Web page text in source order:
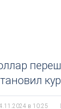
в 10:25